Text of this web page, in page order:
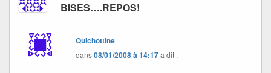
BISES….REPOS!
Quichottine
dans08/01/2008 à 14:17a dit :